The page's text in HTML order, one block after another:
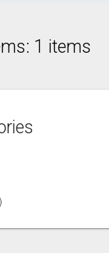
1 items